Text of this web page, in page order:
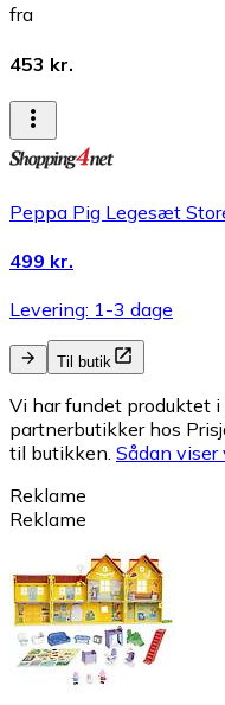
fra
453 kr.
Peppa Pig Legesæt
499 kr.
Levering: 1-3 dage
Til butik
Vi har fundet produktet
partnerbutikker hos
til butikken. Sådan viser
Reklame
Reklame